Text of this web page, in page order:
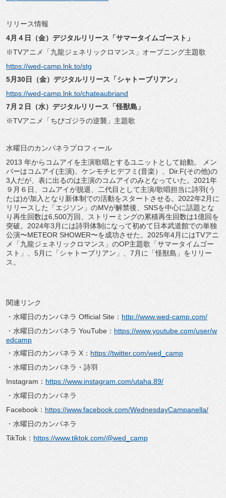
リリース情報
4月４日（金）デジタルリリース「サマータイムゴースト」
※TVアニメ「九龍ジェネリックロマンス」オープニング主題歌
https://wed-camp.lnk.to/stg
5月30日（金）デジタルリリース「シャトーブリアン」
https://wed-camp.lnk.to/chateaubriand
7月２日（水）デジタルリリース「怪獣島」
※TVアニメ「ちびゴジラの逆襲」主題歌
水曜日のカンパネラプロフィール
2013 年からコムアイを主演歌唱とするユニットとして始動。 メン
バーはコムアイ(主演)、ケンモチヒデフミ(音楽）、Dir.F(その他)の
3人だが、表に出るのは主演のコムアイのみとなっていた。2021年
９月６日、コムアイが脱退、二代目として主演/歌唱担当に詩羽(う
たは)が加入となり新体制での活動をスタートさせる。2022年2月に
リリースした「エジソン」のMVが解禁後、SNSを中心に話題とな
り再生回数は6,500万回、ストリーミングの累積再生回数は1億回を
突破。2024年3月には詩羽体制になって初めて日本武道館での単独
公演〜METEOR SHOWER〜を成功させた。2025年4月にはTVアニ
メ「九龍ジェネリックロマンス」のOP主題歌「サマータイムゴー
スト」、5月に「シャトーブリアン」、7月に「怪獣島」をリリー
ス。
関連リンク
・水曜日のカンパネラ Official Site： http://www.wed-camp.com/
・水曜日のカンパネラ YouTube： https://www.youtube.com/user/w
edcamp
・水曜日のカンパネラ X： https://twitter.com/wed_camp
・水曜日のカンパネラ・詩羽
Instagram： https://www.instagram.com/utaha.89/
・水曜日のカンパネラ
Facebook： https://www.facebook.com/WednesdayCampanella/
・水曜日のカンパネラ
TikTok： https://www.tiktok.com/@wed_camp